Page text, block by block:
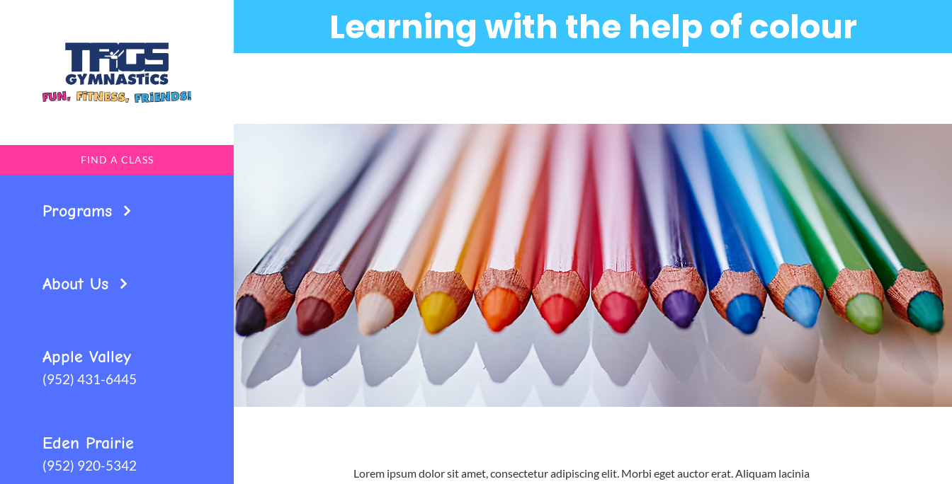
FIND A CLASS
Programs
About Us
Apple Valley
(952) 431-6445
Eden Prairie
(952) 920-5342
Learning with the help of colour
Lorem ipsum dolor sit amet, consectetur adipiscing elit. Morbi eget auctor erat. Aliquam lacinia